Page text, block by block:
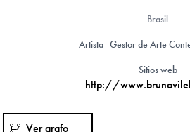
Brasil
Artista Gestor de Arte
Sitios web
http://
Ver grafo